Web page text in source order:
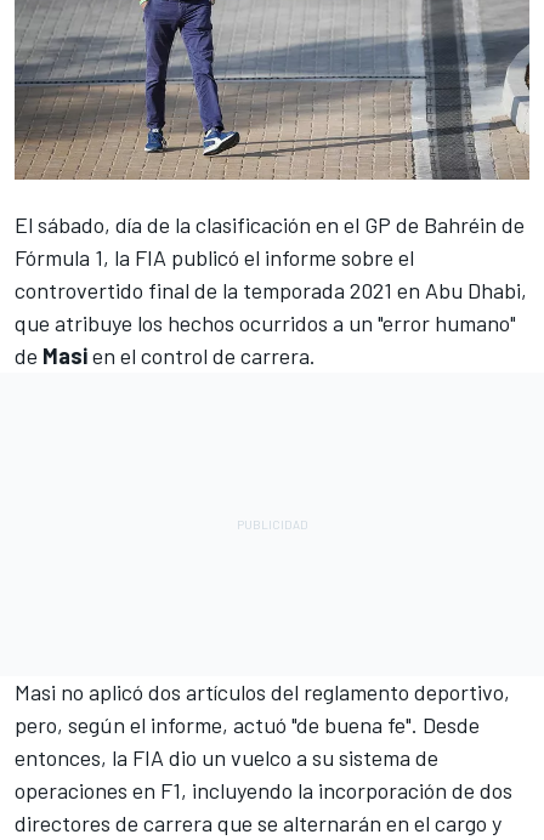
El sábado, día de la clasificación en el GP de Bahréin de
Fórmula 1, la FIA publicó el informe sobre el
controvertido final de la temporada 2021 en Abu Dhabi,
que atribuye los hechos ocurridos a un "error humano"
de Masien el control de carrera.
Masi no aplicó dos artículos del reglamento deportivo,
pero, según el informe, actuó "de buena fe". Desde
entonces, la FIA dio un vuelco a su sistema de
operaciones en F1, incluyendo la incorporación de dos
directores de carrera que se alternarán en el cargo y